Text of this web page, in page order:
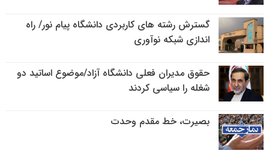
گسترش رشته های کاربردی دانشگاه پیام نور/ راه
اندازی شبکه نوآوری
حقوق مدیران فعلی دانشگاه آزاد/موضوع اساتید دو
شغله را سیاسی کردند
بصیرت، خط مقدم وحدت